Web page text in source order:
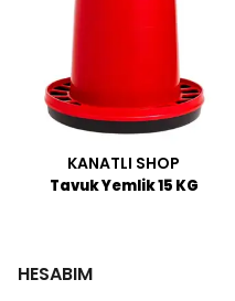
KANATLI SHOP
Tavuk Yemlik 15 KG
HESABIM